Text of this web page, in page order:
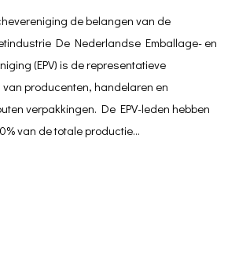
de belangen van de
De Nederlandse Emballage- en
(EPV) is de representatieve
producenten, handelaren en
verpakkingen. De EPV-leden hebben
van de totale productie…